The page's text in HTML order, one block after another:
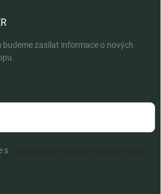
budeme zasílat informace o nových
s